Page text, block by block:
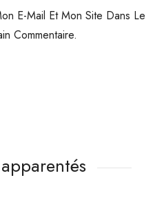
E-Mail Et Mon Site Dans Le
Commentaire.